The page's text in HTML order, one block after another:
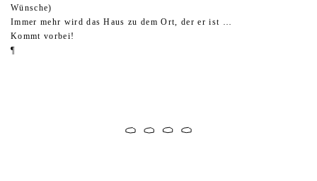
Wünsche)
Immer mehr wird das Haus zu dem Ort, der er ist …
Kommt vorbei!
¶